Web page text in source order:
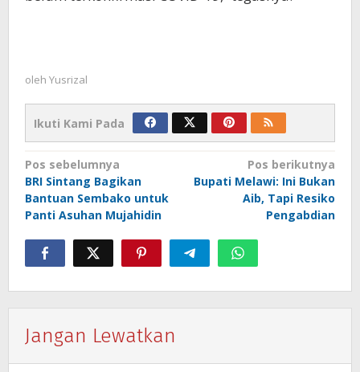
oleh Yusrizal
Ikuti Kami Pada
Navigasi
pos
Pos sebelumnya
BRI Sintang Bagikan
Bantuan Sembako untuk
Panti Asuhan Mujahidin
Pos berikutnya
Bupati Melawi: Ini Bukan
Aib, Tapi Resiko
Pengabdian
Jangan Lewatkan